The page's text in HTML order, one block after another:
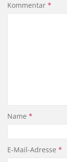
Kommentar *
Name *
E-Mail-Adresse *